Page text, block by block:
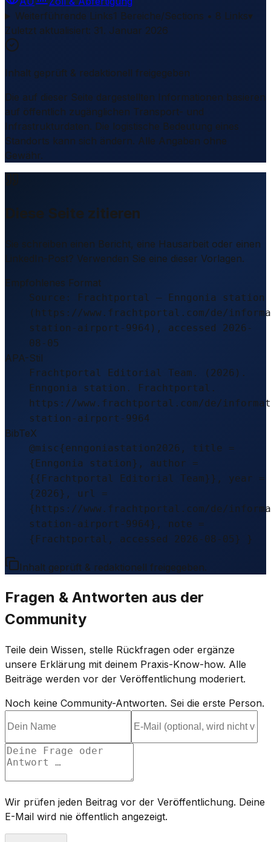
Weiterführende Links1 Bereiche/Sections • 8 Links▾
Zuletzt aktualisiert: 31. Januar 2026
Inhalt geprüft & redaktionell freigegeben
Die auf dieser Seite dargestellten Informationen basieren
auf öffentlich zugänglichen Transport- und
Infrastrukturdaten. Die logistische Bedeutung eines
Standorts kann sich ändern. Alle Angaben ohne
Gewähr.
Diese Seite zitieren
Sie schreiben einen Bericht, eine Hausarbeit oder einen
LinkedIn-Post? Verwenden Sie eine dieser Vorlagen.
Empfohlenes Format
Source: Frachtportal – Enngonia station
(https://www.frachtportal.com/de/
station-airport-9964), accessed 2026-
08-05
APA-Stil
Frachtportal Editorial Team. (2026).
Enngonia station. Frachtportal.
https://www.frachtportal.com/de/
station-airport-9964
BibTeX
@misc{enngoniastation2026, title =
{Enngonia station}, author =
{{Frachtportal Editorial Team}}, year =
{2026}, url =
{https://www.frachtportal.com/de/
station-airport-9964}, note =
{Frachtportal, accessed 2026-08-05} }
Inhalt geprüft & redaktionell freigegeben.
Fragen & Antworten aus der
Community
Teile dein Wissen, stelle Rückfragen oder ergänze
unsere Erklärung mit deinem Praxis-Know-how. Alle
Beiträge werden vor der Veröffentlichung moderiert.
Noch keine Community-Antworten. Sei die erste Person.
Wir prüfen jeden Beitrag vor der Veröffentlichung. Deine
E-Mail wird nie öffentlich angezeigt.